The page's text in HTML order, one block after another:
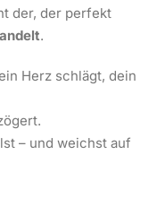
der, der perfekt
.
Herz schlägt, dein
– und weichst auf